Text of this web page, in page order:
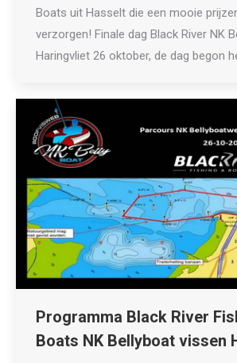
Boats uit Hasselt die een mooie
verzorgen! Finale dag Black River NK
Haringvliet 26 oktober, de dag begon
Programma Black River
Boats NK Bellyboat vissen